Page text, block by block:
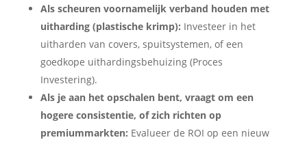
Als scheuren voornamelijk verband houden met
uitharding (plastische krimp): Investeer in het
uitharden van covers, spuitsystemen, of een
goedkope uithardingsbehuizing (Proces
Investering).
Als je aan het opschalen bent, vraagt ​​om een ​​
hogere consistentie, of zich richten op
premiummarkten: Evalueer de ROI op een nieuw